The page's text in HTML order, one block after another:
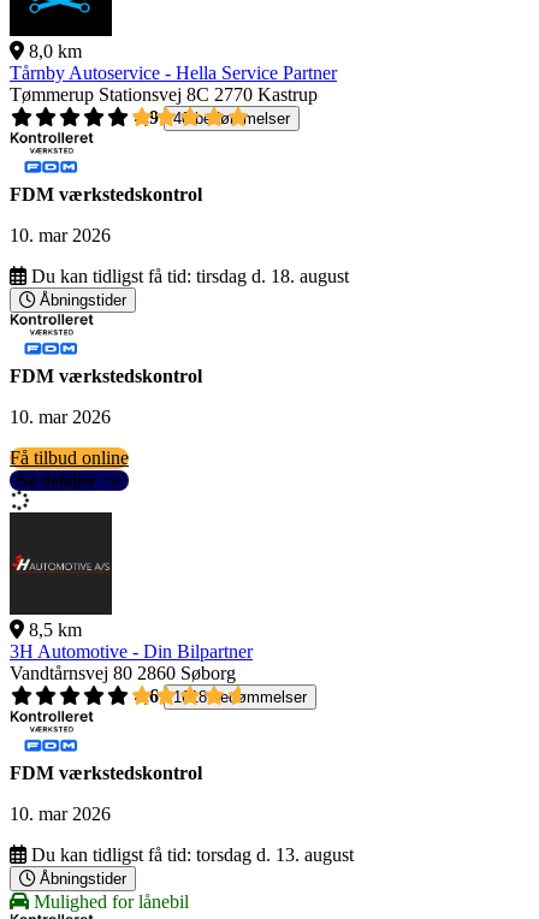
8,0 km
Tårnby Autoservice - Hella Service Partner
Tømmerup Stationsvej 8C 2770 Kastrup
4,9
40 bedømmelser
FDM værkstedskontrol
10. mar 2026
Du kan tidligst få tid: tirsdag d. 18. august
Åbningstider
FDM værkstedskontrol
10. mar 2026
Få tilbud online
Se detaljer
8,5 km
3H Automotive - Din Bilpartner
Vandtårnsvej 80 2860 Søborg
4,6
1618 bedømmelser
FDM værkstedskontrol
10. mar 2026
Du kan tidligst få tid: torsdag d. 13. august
Åbningstider
Mulighed for lånebil